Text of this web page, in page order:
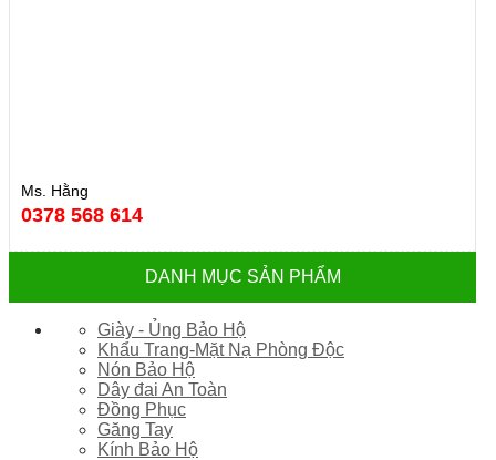
Ms. Hằng
0378 568 614
DANH MỤC SẢN PHẨM
Giày - Ủng Bảo Hộ
Khẩu Trang-Mặt Nạ Phòng Độc
Nón Bảo Hộ
Dây đai An Toàn
Đồng Phục
Găng Tay
Kính Bảo Hộ